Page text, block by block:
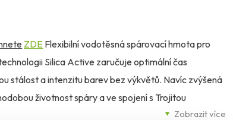
Zobrazit více
ZDE Flexibilní vodotěsná spárovací hmota pro
Silica Active zaručuje optimální čas
stálost a intenzitu barev bez výkvětů. Navíc zvýšená
životnost spáry a ve spojení s Trojitou